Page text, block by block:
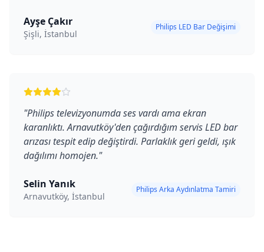
Ayşe Çakır
Şişli, İstanbul
Philips LED Bar Değişimi
"Philips televizyonumda ses vardı ama ekran
karanlıktı. Arnavutköy'den çağırdığım servis LED bar
arızası tespit edip değiştirdi. Parlaklık geri geldi, ışık
dağılımı homojen."
Selin Yanık
Arnavutköy, İstanbul
Philips Arka Aydınlatma Tamiri